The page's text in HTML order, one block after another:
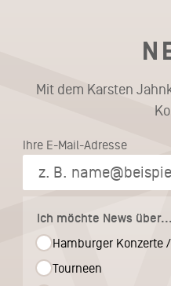
Mit dem Karsten
Ihre E-Mail-Adresse
Ich möchte News über...
Hamburger Konzerte
Tourneen